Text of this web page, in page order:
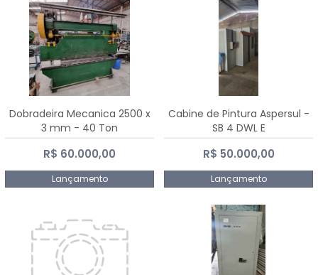
Dobradeira Mecanica 2500 x
3 mm - 40 Ton
R$ 60.000,00
Lançamento
Cabine de Pintura Aspersul -
SB 4 DWL E
R$ 50.000,00
Lançamento